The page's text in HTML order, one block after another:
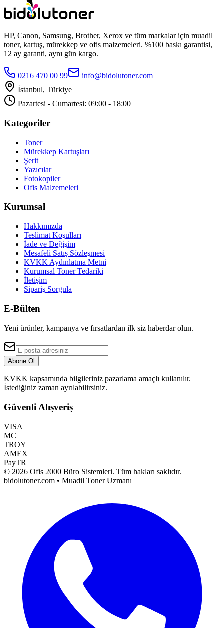
HP, Canon, Samsung, Brother, Xerox ve tüm markalar için muadil
toner, kartuş, mürekkep ve ofis malzemeleri. %100 baskı garantisi,
12 ay garanti, aynı gün kargo.
0216 470 00 99
info@bidolutoner.com
İstanbul, Türkiye
Pazartesi - Cumartesi: 09:00 - 18:00
Kategoriler
Toner
Mürekkep Kartuşları
Şerit
Yazıcılar
Fotokopiler
Ofis Malzemeleri
Kurumsal
Hakkımızda
Teslimat Koşulları
İade ve Değişim
Mesafeli Satış Sözleşmesi
KVKK Aydınlatma Metni
Kurumsal Toner Tedariki
İletişim
Sipariş Sorgula
E-Bülten
Yeni ürünler, kampanya ve fırsatlardan ilk siz haberdar olun.
Abone Ol
KVKK kapsamında bilgileriniz pazarlama amaçlı kullanılır.
İstediğiniz zaman ayrılabilirsiniz.
Güvenli Alışveriş
VISA
MC
TROY
AMEX
PayTR
© 2026 Ofis 2000 Büro Sistemleri. Tüm hakları saklıdır.
bidolutoner.com • Muadil Toner Uzmanı